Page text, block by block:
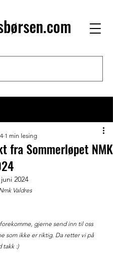
fra Sommerløpet NMK
1 min lesing
2024
Valdres
gjerne send inn til oss
som ikke er riktig. Da retter vi på
takk :)